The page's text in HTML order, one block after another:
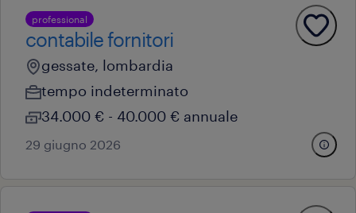
professional
contabile fornitori
gessate, lombardia
tempo indeterminato
34.000 € - 40.000 € annuale
29 giugno 2026